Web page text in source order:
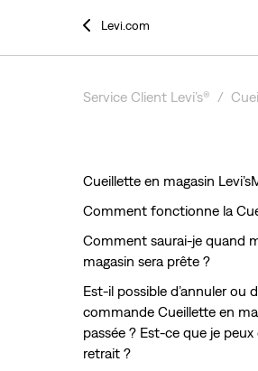
Levi.com
Service Client Levi’s®
Cueillette en magasin
Comment fonctionne la
Comment saurai-je quand
magasin sera prête ?
Est-il possible d’annuler ou
commande Cueillette en
passée ? Est-ce que je
retrait ?